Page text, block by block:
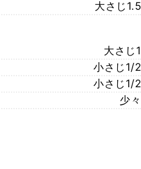
大さじ1.5
大さじ1
小さじ1/2
小さじ1/2
少々